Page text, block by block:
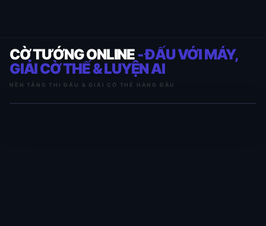
CỜ TƯỚNG ONLINE- ĐẤU VỚI MÁY,
GIẢI CỜ THẾ & LUYỆN AI
NỀN TẢNG THI ĐẤU & GIẢI CỜ THẾ HÀNG ĐẦU